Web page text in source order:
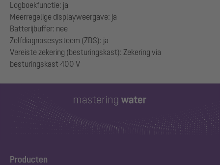
Logboekfunctie: ja
Meerregelige displayweergave: ja
Batterijbuffer: nee
Zelfdiagnosesysteem (ZDS): ja
Vereiste zekering (besturingskast): Zekering via
Producten